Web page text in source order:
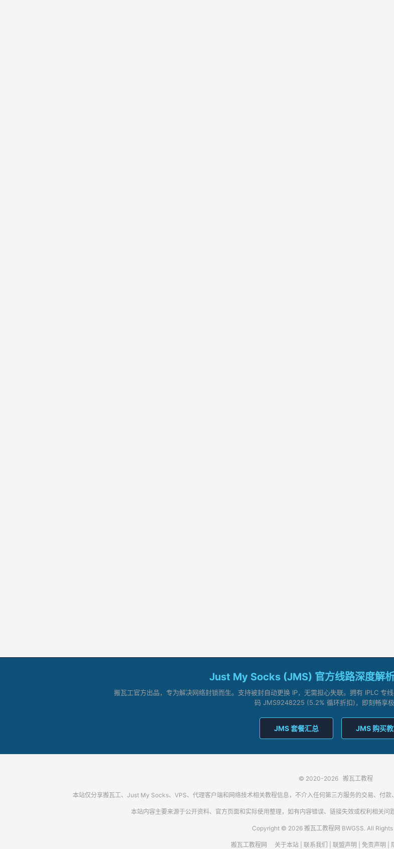
Just My Socks (JMS) 官方线路深度解
搬瓦工官方出品，专为解决网络封锁而生。支持被封自动更换 IP，无需担心失联。拥有 IPLC 专
码 JMS9248225 (5.2% 循环折扣)，即刻畅享极
JMS 套餐汇总 JMS 购买
© 2020-2026 搬瓦工教程
本站仅分享搬瓦工、Just My Socks、VPS、代理客户端和网络技术相关教程信息，不介入任何第三方服务的交易、付
本站内容主要来源于公开资料、官方页面和实际使用整理，如有内容错误、链接失效或权利相关问
Copyright © 2026 搬瓦工教程网 BWGSS. All
搬瓦工教程网 关于本站| 联系我们 联盟声明 免责声明